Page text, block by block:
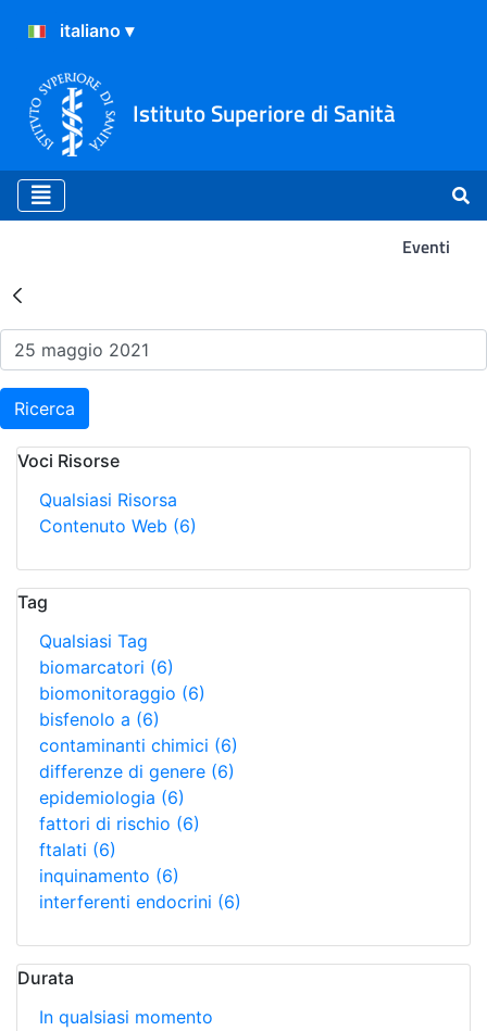
Istituto Superiore di Sanità
Eventi
Risultati della Ricerca -
Ricerca
Voci Risorse
Qualsiasi Risorsa
Contenuto Web (6)
Tag
Qualsiasi Tag
biomarcatori (6)
biomonitoraggio (6)
bisfenolo a (6)
contaminanti chimici (6)
differenze di genere (6)
epidemiologia (6)
fattori di rischio (6)
ftalati (6)
inquinamento (6)
interferenti endocrini (6)
Durata
In qualsiasi momento